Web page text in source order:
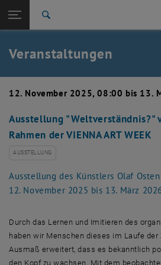
TU Login
Quicklinks
Quicklinks-Menü umschalten
Studium
Karriere
Zurück zur letzten Ebene:
Veranstaltungskalender
Event eintragen
Eventmanagement
Veranstaltungen
12. November 2025, 08:00 bis 13.
Ausstellung "Weltverständnis?"
Rahmen der VIENNA ART WEEK
AUSSTELLUNG
Ausstellung des Künstlers Olaf
12. November 2025 bis 13. März
Durch das Lernen und Imitieren des
haben wir Menschen dieses im Laufe
Ausmaß erweitert, dass es bekanntlich
den Kopf zu wachsen. Mit dem